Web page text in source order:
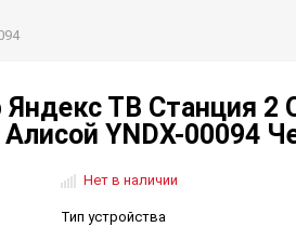
Яндекс ТВ Станция 2
Алисой YNDX-00094
Нет в наличии
Тип устройства